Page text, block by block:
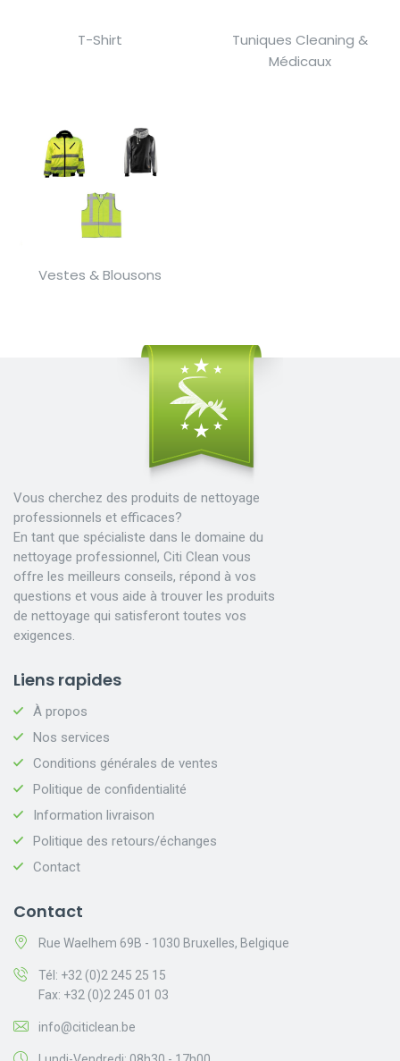
T-Shirt
Tuniques Cleaning &
Médicaux
Vestes & Blousons
Vous cherchez des produits de nettoyage
professionnels et efficaces?
En tant que spécialiste dans le domaine du
nettoyage professionnel, Citi Clean vous
offre les meilleurs conseils, répond à vos
questions et vous aide à trouver les produits
de nettoyage qui satisferont toutes vos
exigences.
Liens rapides
À propos
Nos services
Conditions générales de ventes
Politique de confidentialité
Information livraison
Politique des retours/échanges
Contact
Contact
Rue Waelhem 69B - 1030 Bruxelles, Belgique
Tél: +32 (0)2 245 25 15
Fax: +32 (0)2 245 01 03
info@citiclean.be